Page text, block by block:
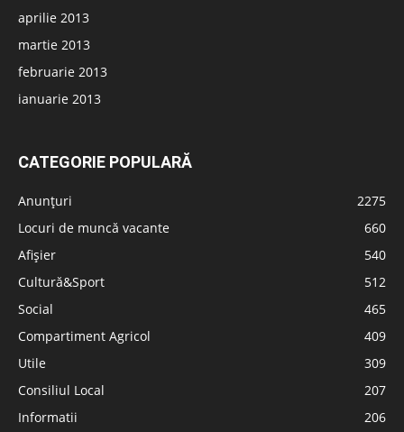
aprilie 2013
martie 2013
februarie 2013
ianuarie 2013
CATEGORIE POPULARĂ
Anunțuri
2275
Locuri de muncă vacante
660
Afișier
540
Cultură&Sport
512
Social
465
Compartiment Agricol
409
Utile
309
Consiliul Local
207
Informatii
206